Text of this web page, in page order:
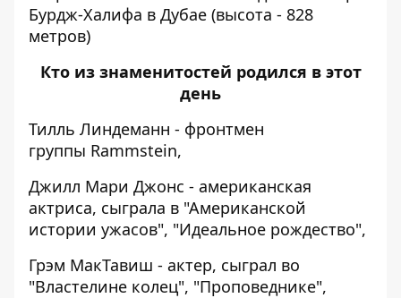
Бурдж-Халифа в Дубае (высота - 828
метров)
Кто из знаменитостей родился в этот
день
Тилль Линдеманн - фронтмен
группы Rammstein,
Джилл Мари Джонс - американская
актриса, сыграла в "Американской
истории ужасов", "Идеальное рождество",
Грэм МакТавиш - актер, сыграл во
"Властелине колец", "Проповеднике",